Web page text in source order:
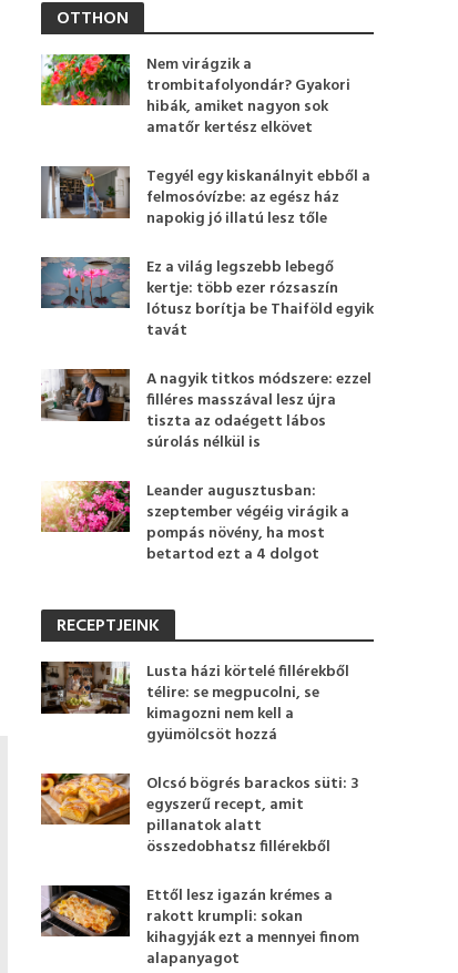
OTTHON
Nem virágzik a
trombitafolyondár? Gyakori
hibák, amiket nagyon sok
amatőr kertész elkövet
Tegyél egy kiskanálnyit ebből a
felmosóvízbe: az egész ház
napokig jó illatú lesz tőle
Ez a világ legszebb lebegő
kertje: több ezer rózsaszín
lótusz borítja be Thaiföld egyik
tavát
A nagyik titkos módszere: ezzel
filléres masszával lesz újra
tiszta az odaégett lábos
súrolás nélkül is
Leander augusztusban:
szeptember végéig virágik a
pompás növény, ha most
betartod ezt a 4 dolgot
RECEPTJEINK
Lusta házi körtelé fillérekből
télire: se megpucolni, se
kimagozni nem kell a
gyümölcsöt hozzá
Olcsó bögrés barackos süti: 3
egyszerű recept, amit
pillanatok alatt
összedobhatsz fillérekből
Ettől lesz igazán krémes a
rakott krumpli: sokan
kihagyják ezt a mennyei finom
alapanyagot